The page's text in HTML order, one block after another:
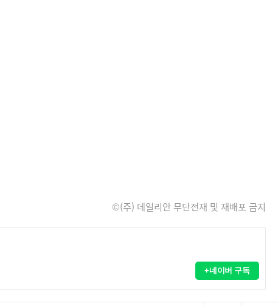
©(주) 데일리안 무단전재 및 재배포 금지
+네이버 구독